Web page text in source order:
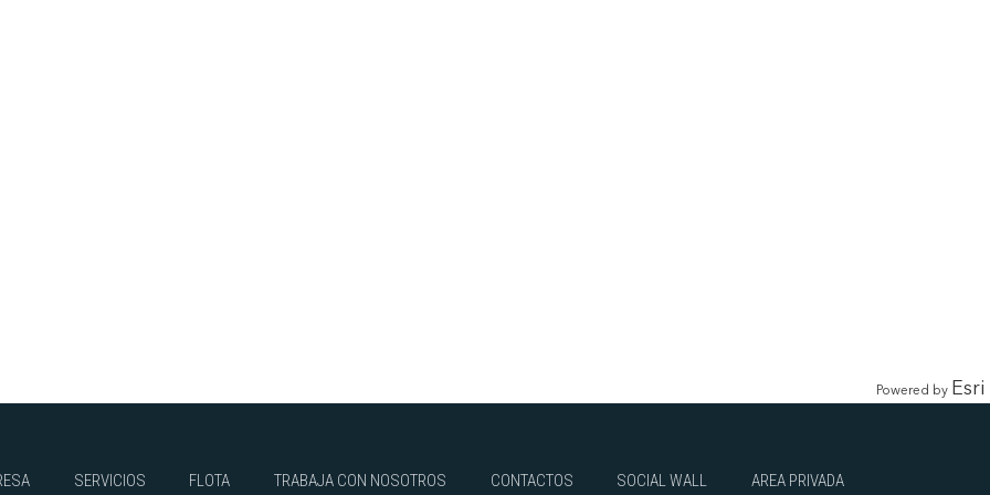
Powered by Esri
SERVICIOS FLOTA TRABAJA CON NOSOTROS CONTACTOS SOCIAL WALL AREA PRIVADA